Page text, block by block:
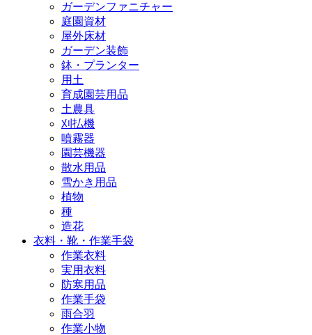
ガーデンファニチャー
庭園資材
屋外床材
ガーデン装飾
鉢・プランター
用土
育成園芸用品
土農具
刈払機
噴霧器
園芸機器
散水用品
雪かき用品
植物
種
造花
衣料・靴・作業手袋
作業衣料
実用衣料
防寒用品
作業手袋
雨合羽
作業小物